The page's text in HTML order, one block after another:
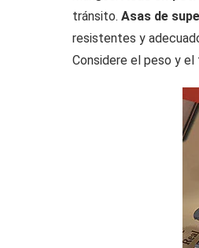
tránsito. Asas de
resistentes y
Considere el peso y el